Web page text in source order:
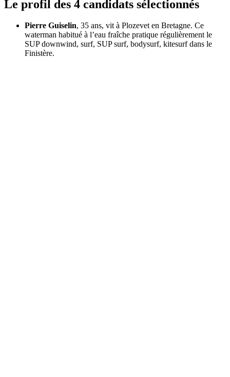
Le profil des 4 candidats sélectionnés
Pierre Guiselin, 35 ans, vit à Plozevet en Bretagne. Ce
waterman habitué à l’eau fraîche pratique régulièrement le
SUP downwind, surf, SUP surf, bodysurf, kitesurf dans le
Finistère.